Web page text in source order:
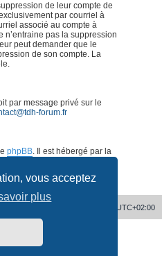
vous acceptez
plus
de leur compte de
par courriel à
associé au compte à
n’entraine pas la suppression
peut demander que le
de son compte. La
par message privé sur le
forum.fr
phpBB. Il est hébergé par la
UTC+02:00
Software © phpBB Limited
phpBB-fr.com